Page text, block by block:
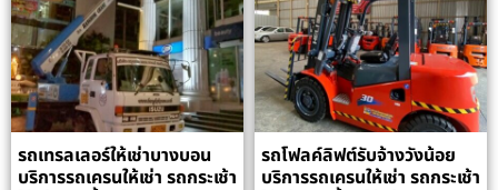
รถเทรลเลอร์ให้เช่าบางบอน
บริการรถเครนให้เช่า รถกระเช้า
รถโฟลค์ลิฟต์รับจ้างวังน้อย
บริการรถเครนให้เช่า รถกระเช้า